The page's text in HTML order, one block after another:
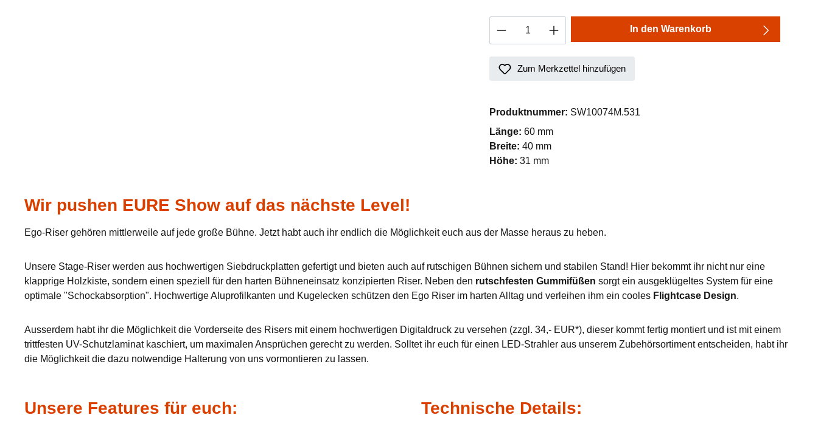
Produkt Anzahl: Gib den gewünschten Wert ein
In den Warenkorb
Zum Merkzettel hinzufügen
Produktnummer: SW10074M.531
Länge: 60 mm
Breite: 40 mm
Höhe: 31 mm
Wir pushen EURE Show auf das nächste Level!
Ego-Riser gehören mittlerweile auf jede große Bühne. Jetzt habt auch ihr endlich die Möglichkeit euch aus der Masse heraus zu heben.
Unsere Stage-Riser werden aus hochwertigen Siebdruckplatten gefertigt und bieten auch auf rutschigen Bühnen sichern und stabilen Stand! Hier bekommt ihr nicht nur eine
klapprige Holzkiste, sondern einen speziell für den harten Bühneneinsatz konzipierten Riser. Neben den rutschfesten Gummifüßen sorgt ein ausgeklügeltes System für eine
optimale "Schockabsorption". Hochwertige Aluprofilkanten und Kugelecken schützen den Ego Riser im harten Alltag und verleihen ihm ein cooles Flightcase Design.
Ausserdem habt ihr die Möglichkeit die Vorderseite des Risers mit einem hochwertigen Digitaldruck zu versehen (zzgl. 34,- EUR*), dieser kommt fertig montiert und ist mit einem
trittfesten UV-Schutzlaminat kaschiert, um maximalen Ansprüchen gerecht zu werden. Solltet ihr euch für einen LED-Strahler aus unserem Zubehörsortiment entscheiden, habt ihr
die Möglichkeit die dazu notwendige Halterung von uns vormontieren zu lassen.
Unsere Features für euch: Technische Details: